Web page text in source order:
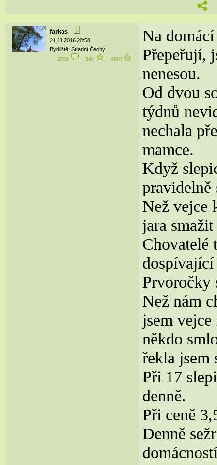
farkas
21.11.2016 20:58
Bydliště: Střední Čechy
2935
345 4007
Na
Přepeřují,
nenesou.
Od dvou
týdnů
nechala
mamce.
Když
pravidelně
Než vejce
jara
Chovatelé
dospívající
Prvoročky
Než nám
jsem
někdo
řekla
Při 17
denně.
Při ceně
Denně